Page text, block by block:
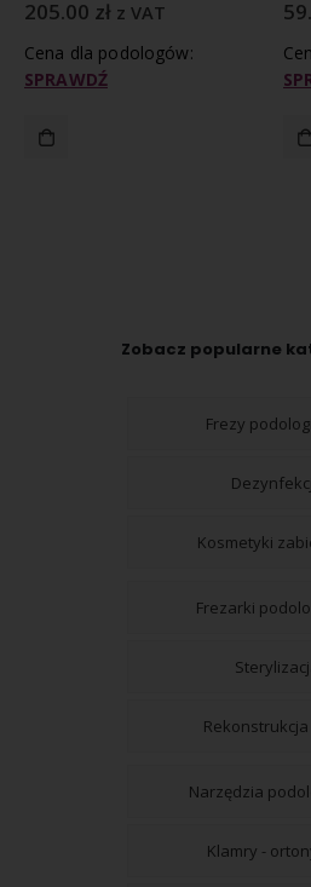
205.00 zł z VAT
Cena dla podologów:
SPRAWDŹ
Zobacz popularne
Frezy
Kosmetyki
Frezarki
Rekonstrukcja
Narzędzia
Klamry -